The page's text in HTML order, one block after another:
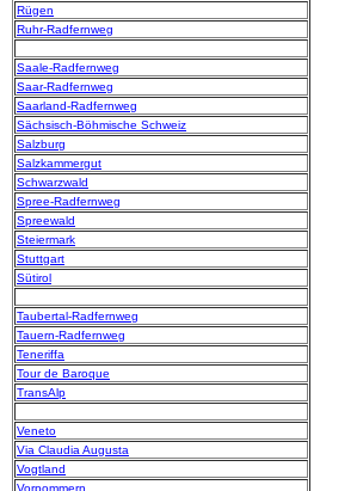
Rügen
Ruhr-Radfernweg
Saale-Radfernweg
Saar-Radfernweg
Saarland-Radfernweg
Sächsisch-Böhmische Schweiz
Salzburg
Salzkammergut
Schwarzwald
Spree-Radfernweg
Spreewald
Steiermark
Stuttgart
Sütirol
Taubertal-Radfernweg
Tauern-Radfernweg
Teneriffa
Tour de Baroque
TransAlp
Veneto
Via Claudia Augusta
Vogtland
Vorpommern